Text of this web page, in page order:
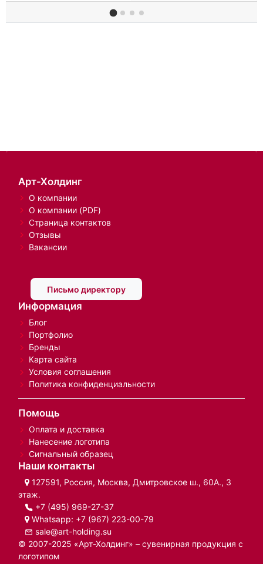
Арт-Холдинг
О компании
О компании (PDF)
Страница контактов
Отзывы
Вакансии
Письмо директору
Информация
Блог
Портфолио
Бренды
Карта сайта
Условия соглашения
Политика конфиденциальности
Помощь
Оплата и доставка
Нанесение логотипа
Сигнальный образец
Наши контакты
127591, Россия, Москва, Дмитровское ш., 60А., 3
этаж.
+7 (495) 969-27-37
Whatsapp: +7 (967) 223-00-79
sale@art-holding.su
© 2007-2025 «Арт-Холдинг» – сувенирная продукция с
логотипом